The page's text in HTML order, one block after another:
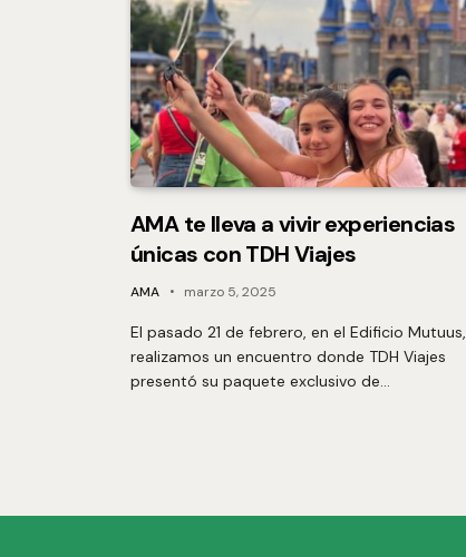
AMA te lleva a vivir experiencias
únicas con TDH Viajes
AMA marzo 5, 2025
El pasado 21 de febrero, en el Edificio Mutuus,
realizamos un encuentro donde TDH Viajes
presentó su paquete exclusivo de…